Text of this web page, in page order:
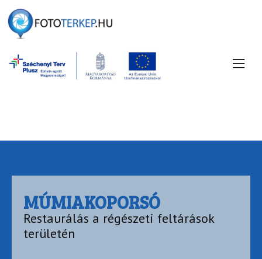
MÚMIAKOPORSÓ
Restaurálás a régészeti feltárások
területén